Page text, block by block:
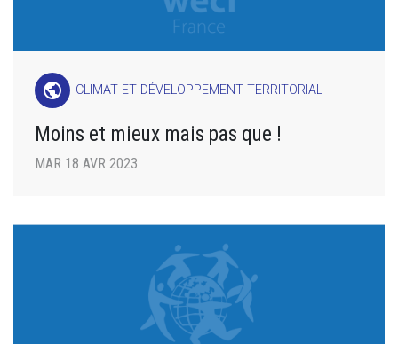
public CLIMAT ET DÉVELOPPEMENT TERRITORIAL
Moins et mieux mais pas que !
MAR 18 AVR 2023